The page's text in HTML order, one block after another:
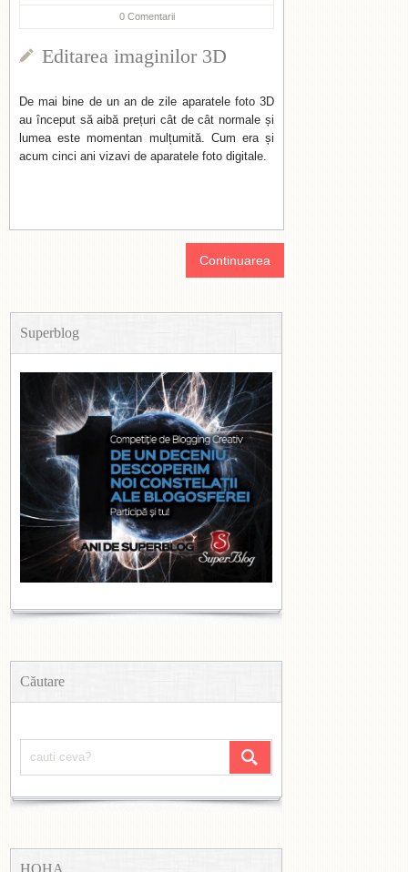
0 Comentarii
Editarea imaginilor 3D
De mai bine de un an de zile aparatele foto 3D
au început să aibă prețuri cât de cât normale și
lumea este momentan mulțumită. Cum era și
acum cinci ani vizavi de aparatele foto digitale.
Continuarea
Superblog
Căutare
HOHA